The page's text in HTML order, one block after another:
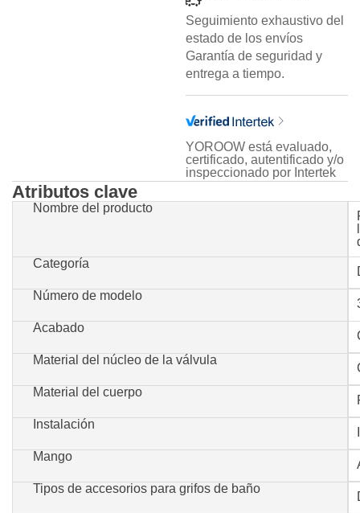
Seguimiento exhaustivo del
estado de los envíos
Garantía de seguridad y
entrega a tiempo.
YOROOW está evaluado,
certificado, autentificado y/o
inspeccionado por Intertek
Atributos clave
Nombre del producto
Categoría
Número de modelo
Acabado
Material del núcleo de la válvula
Material del cuerpo
Instalación
Mango
Tipos de accesorios para grifos de baño